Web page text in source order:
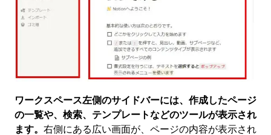
ワークスペース左側のサイドバーには、作成したページ
の一覧や、検索、テンプレートなどのツールが表示され
ます。 右側にある広い画面が、ページの内容が表示され